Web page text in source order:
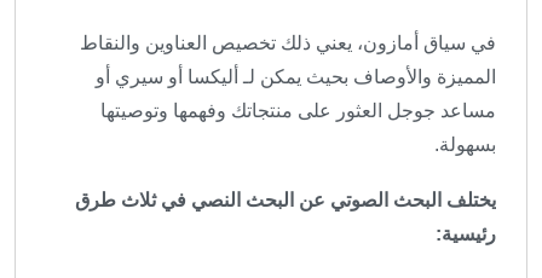
في سياق أمازون، يعني ذلك تخصيص العناوين والنقاط
المميزة والأوصاف بحيث يمكن لـ أليكسا أو سيري أو
مساعد جوجل العثور على منتجاتك وفهمها وتوصيتها
بسهولة.
يختلف البحث الصوتي عن البحث النصي في ثلاث طرق
رئيسية: